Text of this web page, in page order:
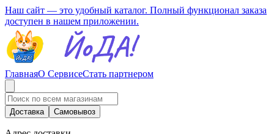
Наш сайт — это удобный каталог. Полный функционал заказа
доступен в нашем приложении.
ГлавнаяО СервисеСтать партнером
Доставка Самовывоз